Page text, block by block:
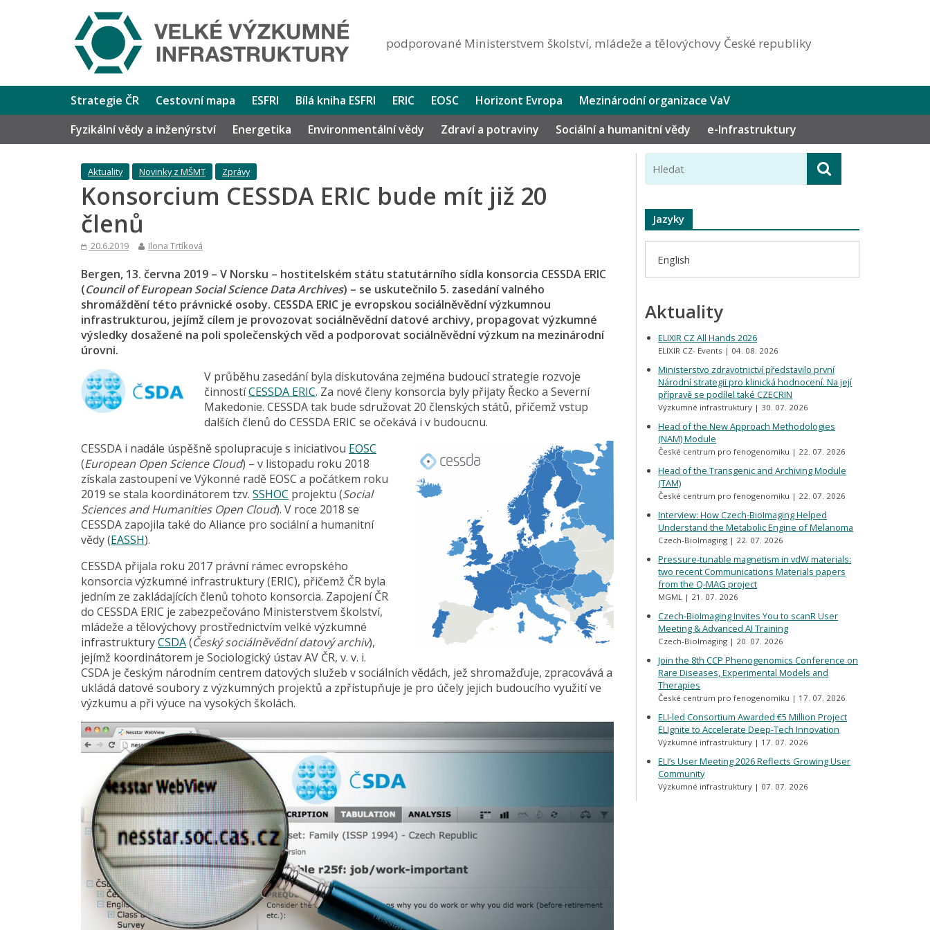
podporované Ministerstvem školství, mládeže a tělovýchovy České republiky
Strategie ČR Cestovní mapa ESFRI Bílá kniha ESFRI ERIC EOSC Horizont Evropa
Mezinárodní organizace VaV
Fyzikální vědy a inženýrství
Energetika Environmentální vědy Zdraví a potraviny Sociální a humanitní vědy e-Infrastruktury
Aktuality Novinky z MŠMT Zprávy
Konsorcium CESSDA ERIC bude mít již 20
členů
20.6.2019 Ilona Trtíková
Bergen, 13. června 2019 – V Norsku – hostitelském státu statutárního sídla konsorcia CESSDA ERIC
(Council of European Social Science Data Archives) – se uskutečnilo 5. zasedání valného
shromáždění této právnické osoby. CESSDA ERIC je evropskou sociálněvědní výzkumnou
infrastrukturou, jejímž cílem je provozovat sociálněvědní datové archivy, propagovat výzkumné
výsledky dosažené na poli společenských věd a podporovat sociálněvědní výzkum na mezinárodní
úrovni.
V průběhu zasedání byla diskutována zejména budoucí strategie rozvoje
činnostíCESSDA ERIC. Za nové členy konsorcia byly přijaty Řecko a Severní
Makedonie. CESSDA tak bude sdružovat 20 členských států, přičemž vstup
dalších členů do CESSDA ERIC se očekává i v budoucnu.
CESSDA i nadále úspěšně spolupracuje s iniciativou EOSC
(European Open Science Cloud) – v listopadu roku 2018
získala zastoupení ve Výkonné radě EOSC a počátkem roku
2019 se stala koordinátorem tzv. SSHOC projektu (Social
Sciences and Humanities Open Cloud). V roce 2018 se
CESSDA zapojila také do Aliance pro sociální a humanitní
vědy (EASSH).
CESSDA přijala roku 2017 právní rámec evropského
konsorcia výzkumné infrastruktury (ERIC), přičemž ČR byla
jedním ze zakládajících členů tohoto konsorcia. Zapojení ČR
do CESSDA ERIC je zabezpečováno Ministerstvem školství,
mládeže a tělovýchovy prostřednictvím velké výzkumné
infrastrukturyCSDA(Český sociálněvědní datový archiv),
jejímž koordinátorem je Sociologický ústav AV ČR, v. v. i.
CSDA je českým národním centrem datových služeb v sociálních vědách, jež shromažďuje, zpracovává a
ukládá datové soubory z výzkumných projektů a zpřístupňuje je pro účely jejich budoucího využití ve
výzkumu a při výuce na vysokých školách.
Jazyky
English
Aktuality
ELIXIR CZ All Hands 2026
ELIXIR CZ- Events 04. 08. 2026
Ministerstvo zdravotnictví představilo první
Národní strategii pro klinická hodnocení. Na její
přípravě se podílel také CZECRIN
Výzkumné infrastruktury 30. 07. 2026
Head of the New Approach Methodologies
(NAM) Module
České centrum pro fenogenomiku 22. 07. 2026
Head of the Transgenic and Archiving Module
(TAM)
České centrum pro fenogenomiku 22. 07. 2026
Interview: How Czech-BioImaging Helped
Understand the Metabolic Engine of Melanoma
Czech-BioImaging 22. 07. 2026
Pressure-tunable magnetism in vdW materials:
two recent Communications Materials papers
from the Q-MAG project
MGML 21. 07. 2026
Czech-BioImaging Invites You to scanR User
Meeting & Advanced AI Training
Czech-BioImaging 20. 07. 2026
Join the 8th CCP Phenogenomics Conference on
Rare Diseases, Experimental Models and
Therapies
České centrum pro fenogenomiku 17. 07. 2026
ELI-led Consortium Awarded €5 Million Project
ELIgnite to Accelerate Deep-Tech Innovation
Výzkumné infrastruktury 17. 07. 2026
ELI’s User Meeting 2026 Reflects Growing User
Community
Výzkumné infrastruktury 07. 07. 2026